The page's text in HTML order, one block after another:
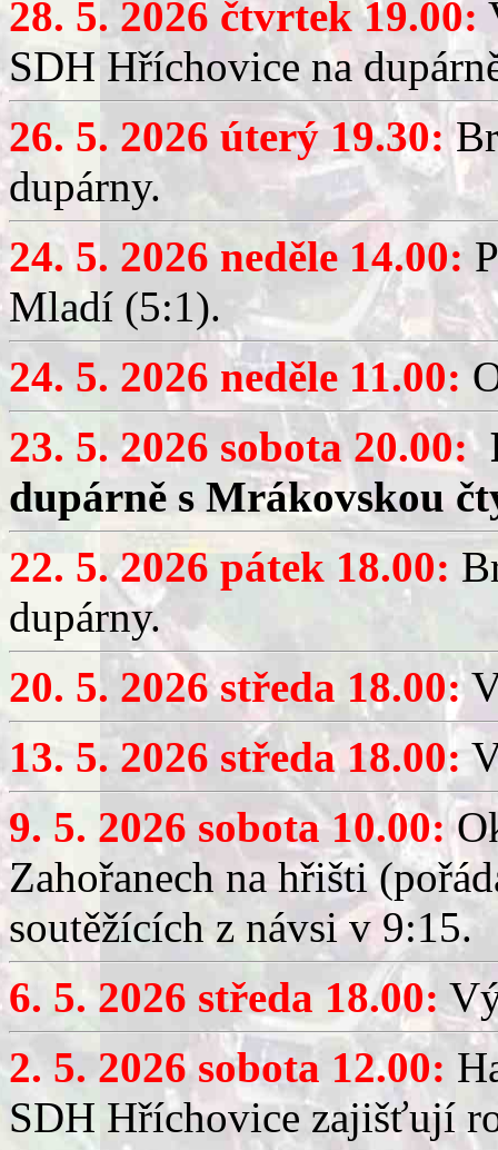
28. 5. 2026 čtvrtek 19.00:
SDH Hříchovice na
26. 5. 2026 úterý 19.30:
dupárny.
24. 5. 2026 neděle 14.00:
Mladí (5:1).
24. 5. 2026 neděle 11.00:
23. 5. 2026 sobota 20.00:
dupárně s Mrákovskou
22. 5. 2026 pátek 18.00:
dupárny.
20. 5. 2026 středa 18.00:
13. 5. 2026 středa 18.00:
9. 5. 2026 sobota 10.00:
Zahořanech na hřišti
soutěžících z návsi v 9:15.
6. 5. 2026 středa 18.00:
2. 5. 2026 sobota 12.00:
SDH Hříchovice zajišťují